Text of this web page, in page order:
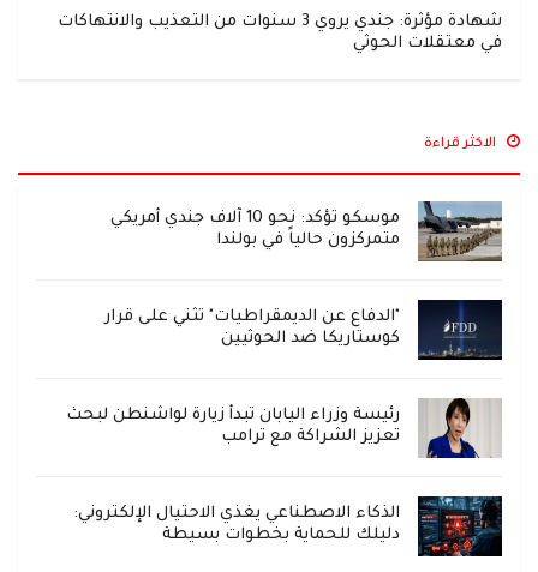
شهادة مؤثرة: جندي يروي 3 سنوات من التعذيب والانتهاكات
في معتقلات الحوثي
الاكثر قراءة
موسكو تؤكد: نحو 10 آلاف جندي أمريكي
متمركزون حالياً في بولندا
"الدفاع عن الديمقراطيات" تثني على قرار
كوستاريكا ضد الحوثيين
رئيسة وزراء اليابان تبدأ زيارة لواشنطن لبحث
تعزيز الشراكة مع ترامب
الذكاء الاصطناعي يغذي الاحتيال الإلكتروني:
دليلك للحماية بخطوات بسيطة